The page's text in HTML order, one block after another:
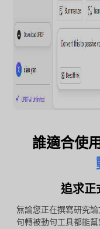
誰適合使
追求正
無論您正在撰寫研究
句轉被動句工具都能